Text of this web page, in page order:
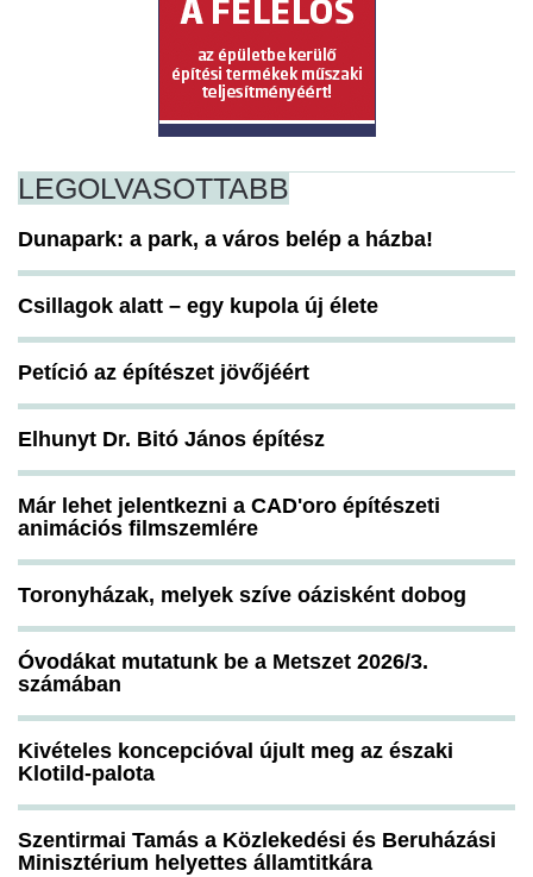
LEGOLVASOTTABB
Dunapark: a park, a város belép a házba!
Csillagok alatt – egy kupola új élete
Petíció az építészet jövőjéért
Elhunyt Dr. Bitó János építész
Már lehet jelentkezni a CAD'oro építészeti
animációs filmszemlére
Toronyházak, melyek szíve oázisként dobog
Óvodákat mutatunk be a Metszet 2026/3.
számában
Kivételes koncepcióval újult meg az északi
Klotild-palota
Szentirmai Tamás a Közlekedési és Beruházási
Minisztérium helyettes államtitkára